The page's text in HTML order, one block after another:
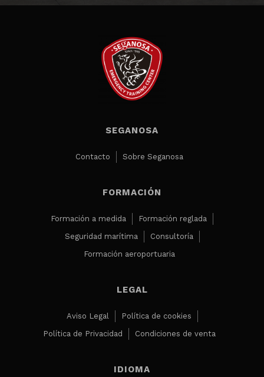
SEGANOSA
Contacto Sobre Seganosa
FORMACIÓN
Formación a medida
Formación reglada
Seguridad marítima
Consultoría
Formación aeroportuaria
LEGAL
Aviso Legal
Política de cookies
Política de Privacidad
Condiciones de venta
IDIOMA